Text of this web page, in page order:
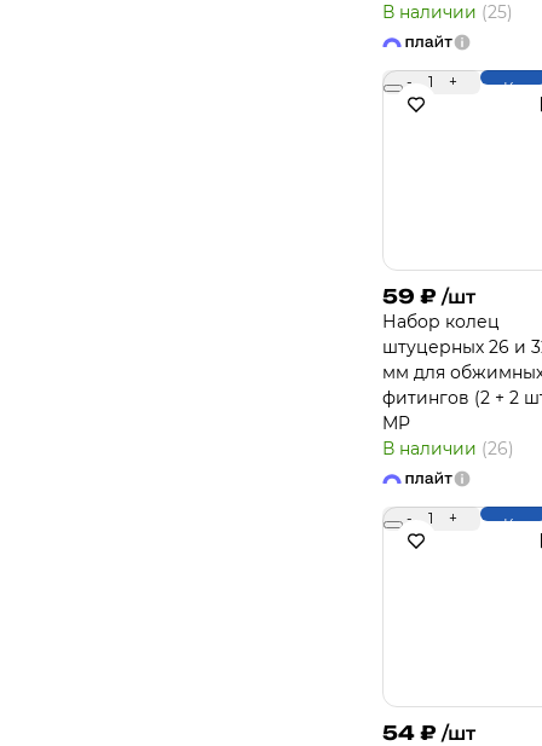
В наличии (25)
- 1 +
59 ₽ /шт
Набор колец
штуцерных 26 и
мм для
фитингов (2 + 2
MP
В наличии (26)
- 1 +
54 ₽ /шт